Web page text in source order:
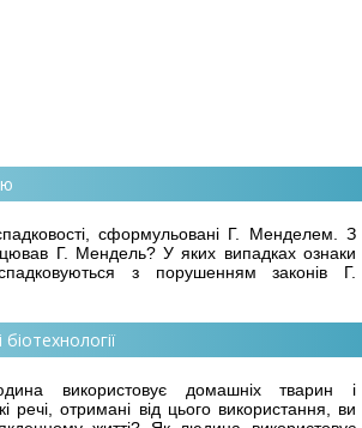
сформульовані Г. Менделем. З
Г. Мендель? У яких випадках ознаки
з порушенням законів Г.
використовує домашніх тварин і
речі, отримані від цього використання, ви